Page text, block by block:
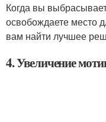
Когда вы
освобождаете место
вам найти лучшее
4. Увеличение